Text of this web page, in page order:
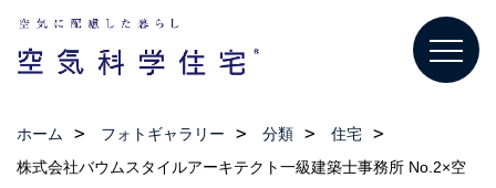
ホーム フォトギャラリー 分類
住宅
株式会社バウムスタイルアーキテクト一級建築士事務所 No.2×空